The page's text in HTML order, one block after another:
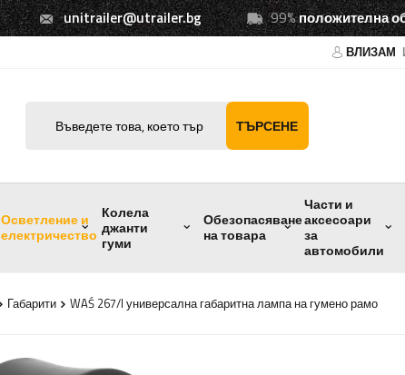
unitrailer@utrailer.bg 99%положителна
ВЛИЗАМ
ТЪРСЕНЕ
Осветление и
електричество
Колела
джанти
гуми
Обезопасяване
на товара
Части и
аксесоари
за
автомобили
Габарити WAŚ 267/l универсална габаритна лампа на гумено рамо